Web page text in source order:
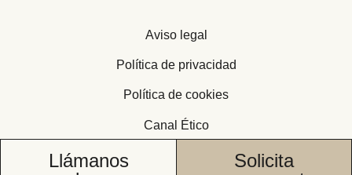
Llámanos
Solicita
Aviso legal
Política de privacidad
Política de cookies
Canal Ético